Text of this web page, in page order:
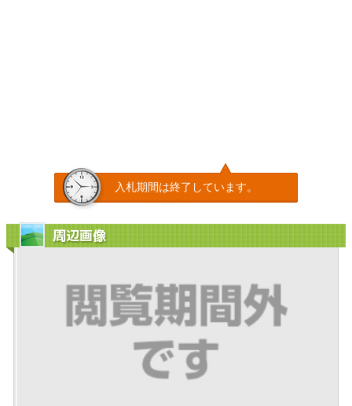
入札期間は終了しています。
周辺画像